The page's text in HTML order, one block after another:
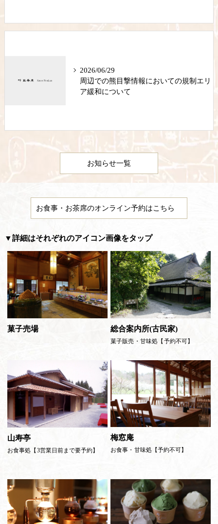
2026/06/29
周辺での熊目撃情報においての規制エリ
ア緩和について
お知らせ一覧
お食事・お茶席のオンライン予約はこちら
▼詳細はそれぞれのアイコン画像をタップ
菓子売場 総合案内所(古民家)
菓子販売・甘味処【予約不可】
山寿亭
お食事処【3営業日前まで要予約】
梅窓庵
お食事・甘味処【予約不可】